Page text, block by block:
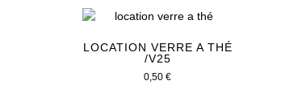
LOCATION VERRE A THÉ
/V25
0,50€